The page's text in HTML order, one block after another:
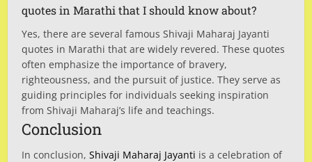
quotes in Marathi that I should know about?
Yes, there are several famous Shivaji Maharaj Jayanti
quotes in Marathi that are widely revered. These quotes
often emphasize the importance of bravery,
righteousness, and the pursuit of justice. They serve as
guiding principles for individuals seeking inspiration
from Shivaji Maharaj’s life and teachings.
Conclusion
In conclusion,Shivaji Maharaj Jayanti is a celebration of